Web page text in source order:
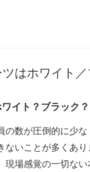
はホワイト／
イト？ブラック
の数が圧倒的に少
ないことが多くあ
現場感覚の一切ない